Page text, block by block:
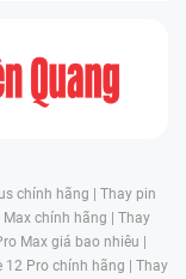
chính hãng | Thay pin
chính hãng | Thay
Max giá bao nhiêu |
12 Pro chính hãng | Thay